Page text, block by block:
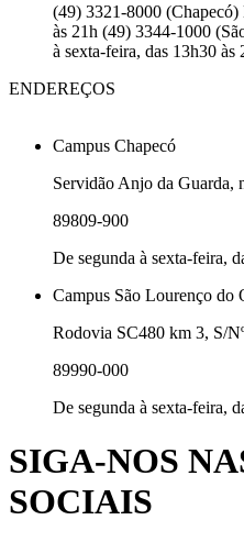
(49) 3321-8000 (Chapecó)
às 21h (49) 3344-1000
à sexta-feira, das 13h30 às
ENDEREÇOS
Campus Chapecó
Servidão Anjo da Guarda,
89809-900
De segunda à sexta-feira,
Campus São Lourenço do
Rodovia SC480 km 3, S/
89990-000
De segunda à sexta-feira,
SIGA-NOS
SOCIAIS